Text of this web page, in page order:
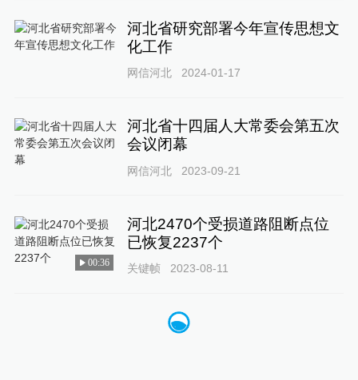
河北省研究部署今年宣传思想文
化工作
网信河北 2024-01-17
河北省十四届人大常委会第五次
会议闭幕
网信河北 2023-09-21
00:36
河北2470个受损道路阻断点位
已恢复2237个
关键帧 2023-08-11